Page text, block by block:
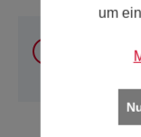
Sie
und
um